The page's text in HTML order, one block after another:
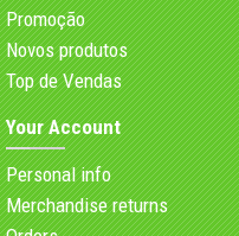
Promoção
Novos produtos
Top de Vendas
Your Account
Personal info
Merchandise returns